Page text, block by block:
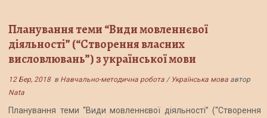
Планування теми “Види мовленнєвої
діяльності” (“Створення власних
висловлювань”) з української мови
12 Бер, 2018в Навчально-методична робота/Українська мова автор
Nata
Планування теми “Види мовленнєвої діяльності” (“Створення